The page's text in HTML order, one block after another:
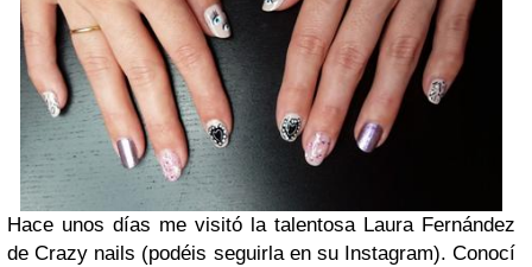
Hace unos días me visitó la talentosa Laura Fernández
de Crazy nails (podéis seguirla en su Instagram). Conocí